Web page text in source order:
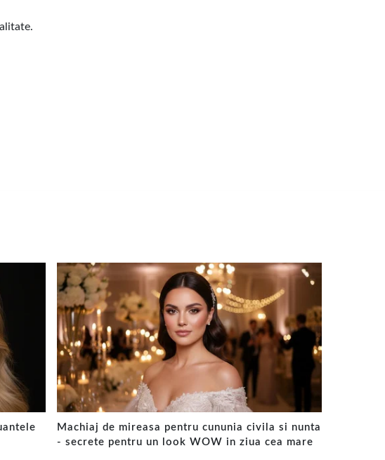
Machiaj de mireasa pentru cununia civila si nunta
- secrete pentru un look WOW in ziua cea mare